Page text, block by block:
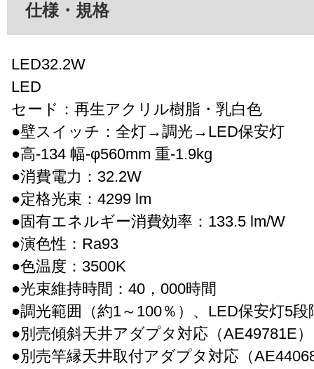
仕様・規格
LED32.2W
LED
セード：再生アクリル樹脂・乳白色
●壁スイッチ：全灯→調光→LED保安灯
●高-134 幅-φ560mm 重-1.9kg
●消費電力：32.2W
●定格光束：4299 lm
●固有エネルギー消費効率：133.5 lm/W
●演色性：Ra93
●色温度：3500K
●光束維持時間：40，000時間
●調光範囲（約1～100％）、LED保安灯5段
●別売傾斜天井アダプタ対応（AE49781E）
●別売竿縁天井取付アダプタ対応（